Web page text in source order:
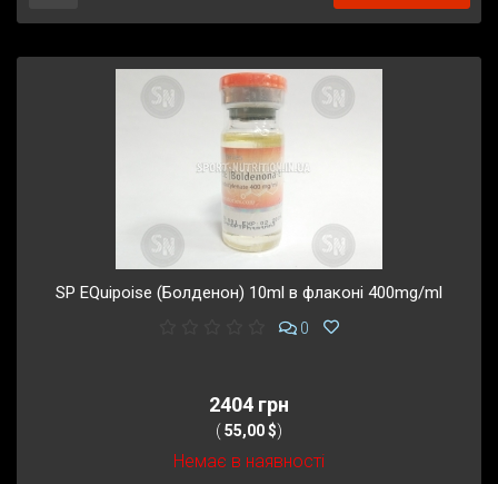
SP EQuipoise (Болденон) 10ml в флаконі 400mg/ml
0
2404 грн
( 55,00 $)
Немає в наявності